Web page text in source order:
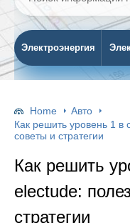
Электроэнергия
Home
Авто
Как решить уровень 1 в
советы и стратегии
Как решить
electude:
стратегии